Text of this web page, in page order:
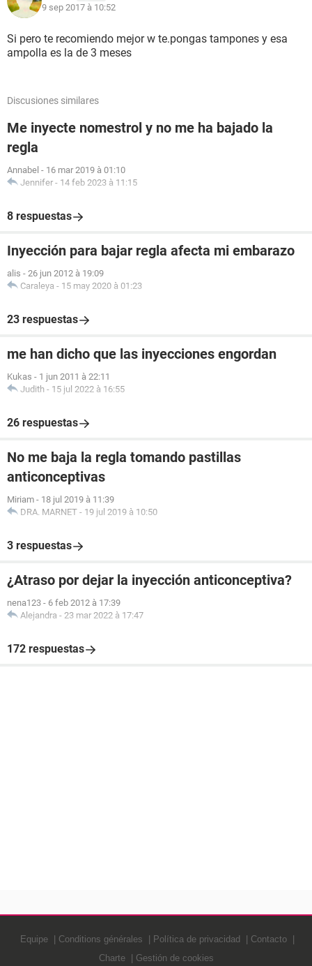
9 sep 2017 à 10:52
Si pero te recomiendo mejor w te.pongas tampones y esa
ampolla es la de 3 meses
Discusiones similares
Me inyecte nomestrol y no me ha bajado la
regla
Annabel - 16 mar 2019 à 01:10
Jennifer - 14 feb 2023 à 11:15
8 respuestas
Inyección para bajar regla afecta mi embarazo
alis - 26 jun 2012 à 19:09
Caraleya - 15 may 2020 à 01:23
23 respuestas
me han dicho que las inyecciones engordan
Kukas - 1 jun 2011 à 22:11
Judith - 15 jul 2022 à 16:55
26 respuestas
No me baja la regla tomando pastillas
anticonceptivas
Miriam - 18 jul 2019 à 11:39
DRA. MARNET - 19 jul 2019 à 10:50
3 respuestas
¿Atraso por dejar la inyección anticonceptiva?
nena123 - 6 feb 2012 à 17:39
Alejandra - 23 mar 2022 à 17:47
172 respuestas
Equipe Conditions générales Política de privacidad
Contacto
Charte
Gestión de cookies